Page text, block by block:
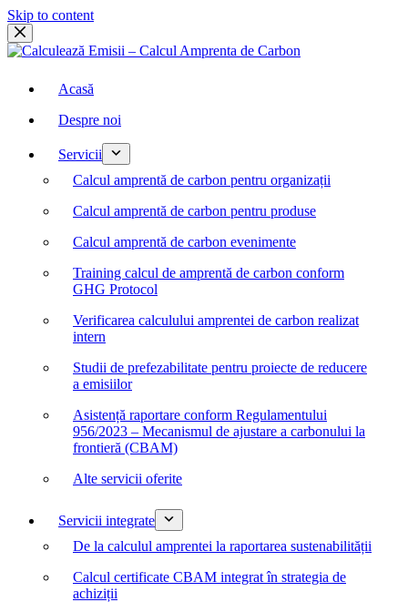
Skip to content
Acasă
Despre noi
Servicii
Calcul amprentă de carbon pentru organizații
Calcul amprentă de carbon pentru produse
Calcul amprentă de carbon evenimente
Training calcul de amprentă de carbon conform
GHG Protocol
Verificarea calculului amprentei de carbon realizat
intern
Studii de prefezabilitate pentru proiecte de reducere
a emisiilor
Asistență raportare conform Regulamentului
956/2023 – Mecanismul de ajustare a carbonului la
frontieră (CBAM)
Alte servicii oferite
Servicii integrate
De la calculul amprentei la raportarea sustenabilității
Calcul certificate CBAM integrat în strategia de
achiziții